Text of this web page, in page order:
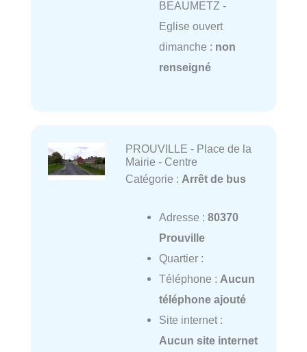
BEAUMETZ -
Eglise ouvert
dimanche : non
renseigné
PROUVILLE - Place de la
Mairie - Centre
Catégorie : Arrêt de bus
Adresse : 80370
Prouville
Quartier :
Téléphone : Aucun
téléphone ajouté
Site internet :
Aucun site internet